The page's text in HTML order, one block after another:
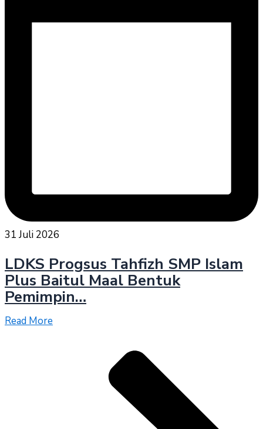
31 Juli 2026
LDKS Progsus Tahfizh SMP Islam
Plus Baitul Maal Bentuk
Pemimpin…
Read More